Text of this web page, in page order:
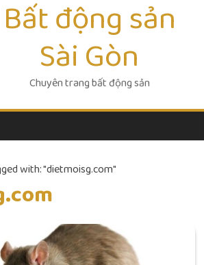
Bất động sản
Sài Gòn
Chuyên trang bất động sản
with: "dietmoisg.com"